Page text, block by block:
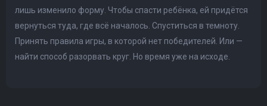
лишь изменило форму. Чтобы спасти ребёнка, ей придётся
вернуться туда, где всё началось. Спуститься в темноту.
Принять правила игры, в которой нет победителей. Или —
найти способ разорвать круг. Но время уже на исходе.